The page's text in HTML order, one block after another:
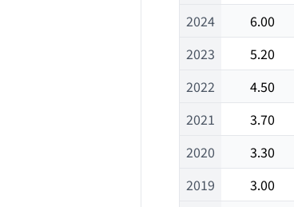
2024
2023
2022
2021
2020
2019
6.00
5.20
4.50
3.70
3.30
3.00